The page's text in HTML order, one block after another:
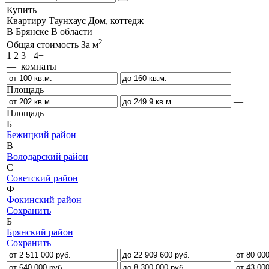
Купить
Квартиру Таунхаус Дом, коттедж
В Брянске В области
Общая стоимость За м2
1 2 3
4+
— комнаты
—
Площадь
—
Площадь
Б
Бежицкий район
В
Володарский район
С
Советский район
Ф
Фокинский район
Сохранить
Б
Брянский район
Сохранить